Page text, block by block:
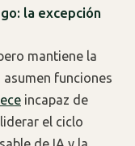
la excepción
mantiene la
funciones
incapaz de
el ciclo